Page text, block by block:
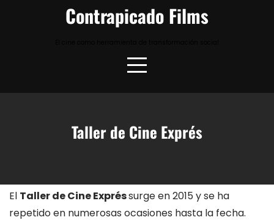
Contrapicado Films
Taller de Cine Exprés
El Taller de Cine Expréssurge en 2015 y se ha
repetido en numerosas ocasiones hasta la fecha.